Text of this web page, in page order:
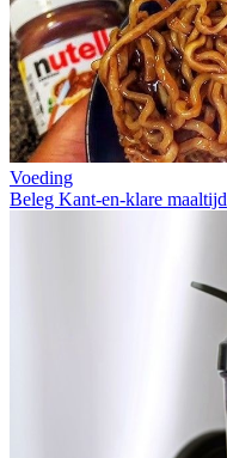
Voeding
Beleg Kant-en-klare maaltijd